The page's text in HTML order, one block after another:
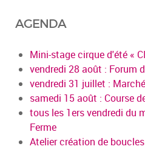
AGENDA
Mini-stage cirque d'été «
vendredi 28 août : Forum
vendredi 31 juillet :
samedi 15 août : Course
tous les 1ers vendredi du
Ferme
Atelier création de boucles